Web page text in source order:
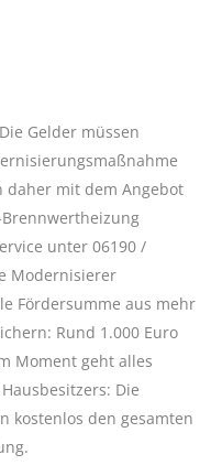
Gelder müssen
daher mit dem Angebot
unter 06190 /
Modernisierer
Fördersumme aus mehr
Rund 1.000 Euro
Moment geht alles
Die
kostenlos den gesamten